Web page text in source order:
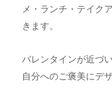
メ・ランチ・テイク
きます。
バレンタインが近づ
自分へのご褒美にデ